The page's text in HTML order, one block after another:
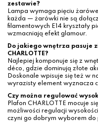
zestawie?
Lampa wymaga pięciu
każda — żarówki nie są
filamentowych E14 kryształy
wzmacniają efekt glamour.
Do jakiego wnętrza pasuje
CHARLOTTE?
Najlepiej komponuje się z
déco, gdzie dominują złote
Doskonale wpisuje się też w
wyrazisty element wyznacza
Czy można regulować
Plafon CHARLOTTE mocuje
możliwości regulacji
czyni go dobrym wyborem